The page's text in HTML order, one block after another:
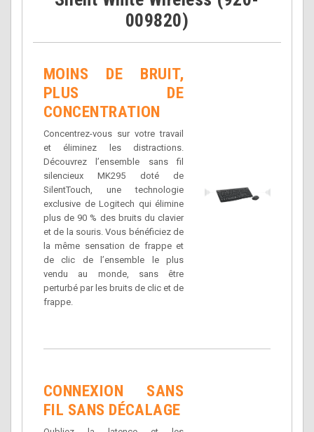
009820)
MOINS DE BRUIT,
PLUS DE
CONCENTRATION
Concentrez-vous sur votre travail
et éliminez les distractions.
Découvrez l’ensemble sans fil
silencieux MK295 doté de
SilentTouch, une technologie
exclusive de Logitech qui élimine
plus de 90 % des bruits du clavier
et de la souris. Vous bénéficiez de
la même sensation de frappe et
de clic de l’ensemble le plus
vendu au monde, sans être
perturbé par les bruits de clic et de
frappe.
CONNEXION SANS
FIL SANS DÉCALAGE